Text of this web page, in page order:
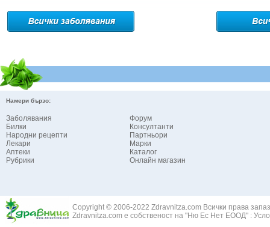
Намери бързо:
Заболявания
Билки
Народни рецепти
Лекари
Аптеки
Рубрики
Форум
Консултанти
Партньори
Марки
Каталог
Онлайн магазин
Copyright © 2006-2022 Zdravnitza.com Всички права
Zdravnitza.com е собственост на "Ню Ес Нет ЕООД" :